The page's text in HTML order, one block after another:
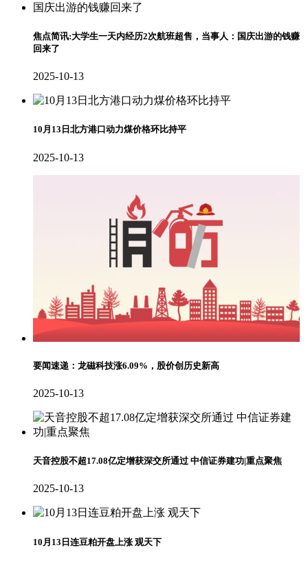
焦点简讯:大学生一天内经历2次航班超售，当事人：国庆出游的钱赚
回来了
2025-10-13
10月13日北方港口动力煤价格环比持平
2025-10-13
要闻速递：龙磁科技涨6.09%，股价创历史新高
2025-10-13
天音控股不超17.08亿定增获深交所通过 中信证券建功|重点聚焦
2025-10-13
10月13日连豆粕开盘上涨 观天下